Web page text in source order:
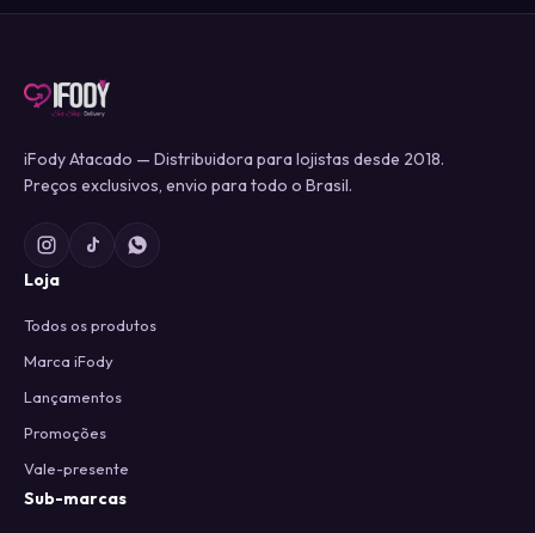
iFody Atacado — Distribuidora para lojistas desde 2018.
Preços exclusivos, envio para todo o Brasil.
Loja
Todos os produtos
Marca iFody
Lançamentos
Promoções
Vale-presente
Sub-marcas